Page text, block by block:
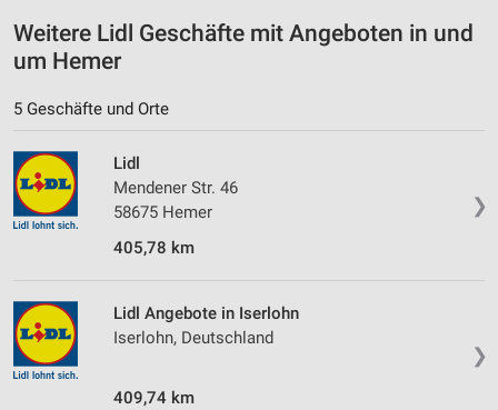
Weitere Lidl Geschäfte mit Angeboten in und
um Hemer
5 Geschäfte und Orte
❯
Lidl
Mendener Str. 46
58675 Hemer
405,78 km
❯
Lidl Angebote in Iserlohn
Iserlohn, Deutschland
409,74 km
Nicht-IAB-Verarbeitungszwecke:
Funktional
Werbung